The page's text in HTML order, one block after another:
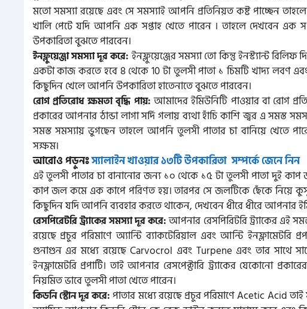
মতো সমস্যা রয়েছে এবং সে সমস্যাই আপনি প্রতিনিয়ত কষ্ট পাচ্ছেন
খালি পেটে যদি আপনি এক সপ্তাহ খেতে পারেন । তাহলে দেখবেন
উপকারিতা বুঝতে পারবেন।
ইনফ্লুয়েঞ্জা সমস্যা দূর করে:ইনফ্লুয়েঞ্জের সমস্যা তো কিন্তু ইনস্ট্যান্ট
একটা কাজ করতে হবে 8 থেকে 10 টা তুলসী পাতা ১ চিমটি খাদ্য লবণ
কিছুদিন খেলে আপনি উপকারিতা হাতেনাতে বুঝতে পারবেন।
রোগ প্রতিরোধ ক্ষমতা বৃদ্ধি পায়:আমাদের ইমিউনিটি পাওয়ার বা রোগ
প্রকারের আপনার ঠান্ডা লাগা সর্দি গলায় ব্যথা হাঁচি কাশি জ্বর এ সমস্ত
সমস্ত সমস্যায় ভুগছেন তাহলে আপনি তুলসী পাতার চা বানিয়ে খেতে
সক্ষম।
আরোও পড়ুনঃস্যালাইন খাওয়ার ১৩টি উপকারিতা সম্পর্কে জেনে নিন
এই তুলসী পাতার চা বানানোর জন্য ১০ থেকে ১৫ টা তুলসী পাতা দুই
কাপ জল কমে এক কাপে পরিণত হয়। তারপর সে জলটিকে ছেঁকে নিয়ে
কিছুদিন যদি আপনি ব্যবহার করতে থাকেন, দেখবেন ধীরে ধীরে আপনার
রেসপিরেটরি ট্র্যাকের সমস্যা দূর করে:আপনার রেসপিরিটরি ট্র্যাকের এই
রয়েছে প্রচুর পরিমাণে অ্যান্টি ব্যাকটেরিয়াল এবং আন্টি ইনফ্লামেটরি
গুনাগুন এর মধ্যে রয়েছে Carvocrol এবং Turpene এবং তার সাথে
ইনফ্লামেটরি প্রপার্টি। তাই আপনার রেসপেক্টারি ট্র্যাকের যেকোনো
নিয়মিত ভাবে তুলসী পাতা খেতে পারেন।
কিডনি স্টোন দূর করে:পাতার মধ্যে রয়েছে প্রচুর পরিমাণে Acetic Acid